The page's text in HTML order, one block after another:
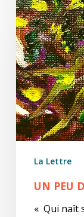
peu
de
Godel
et
nous
La Lettre
UN PEU
« Qui naît